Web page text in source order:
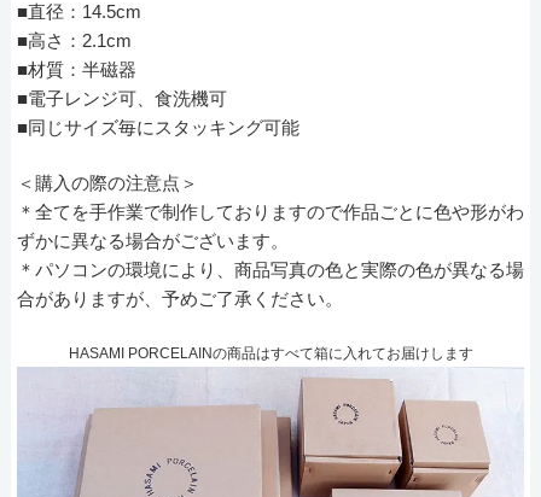
■直径：14.5cm
■高さ：2.1cm
■材質：半磁器
■電子レンジ可、食洗機可
■同じサイズ毎にスタッキング可能
＜購入の際の注意点＞
＊全てを手作業で制作しておりますので作品ごとに色や形がわ
ずかに異なる場合がございます。
＊パソコンの環境により、商品写真の色と実際の色が異なる場
合がありますが、予めご了承ください。
HASAMI PORCELAINの商品はすべて箱に入れてお届けします